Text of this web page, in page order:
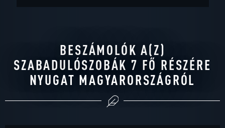
BESZÁMOLÓK A(Z)
SZABADULÓSZOBÁK 7 FŐ RÉSZÉRE
NYUGAT MAGYARORSZÁGRÓL